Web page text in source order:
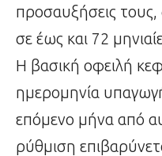
προσαυξήσεις
σε έως και 72
Η βασική οφειλή
ημερομηνία
επόμενο μήνα από
ρύθμιση